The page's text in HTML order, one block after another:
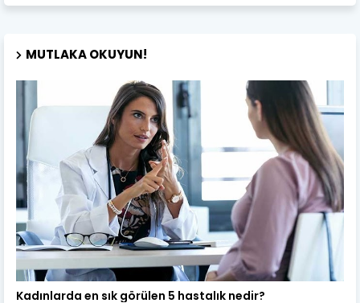
MUTLAKA OKUYUN!
Kadın Sağlığı
Kadınlarda en sık görülen 5 hastalık nedir?